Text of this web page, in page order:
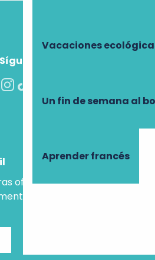
Vacaciones
Un fin de semana al
Aprender francés
Síguenos
ofertas e ideas para las
en tu bandeja de